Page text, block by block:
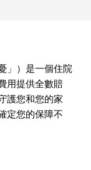
」）是一個住院
用提供全數賠
護您和您的家
定您的保障不